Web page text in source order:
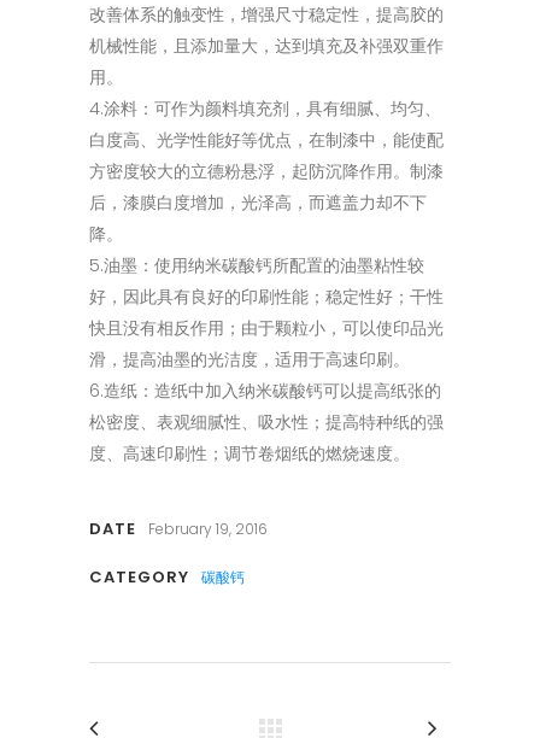
改善体系的触变性，增强尺寸稳定性，提高胶的
机械性能，且添加量大，达到填充及补强双重作
用。
4.涂料：可作为颜料填充剂，具有细腻、均匀、
白度高、光学性能好等优点，在制漆中，能使配
方密度较大的立德粉悬浮，起防沉降作用。制漆
后，漆膜白度增加，光泽高，而遮盖力却不下
降。
5.油墨：使用纳米碳酸钙所配置的油墨粘性较
好，因此具有良好的印刷性能；稳定性好；干性
快且没有相反作用；由于颗粒小，可以使印品光
滑，提高油墨的光洁度，适用于高速印刷。
6.造纸：造纸中加入纳米碳酸钙可以提高纸张的
松密度、表观细腻性、吸水性；提高特种纸的强
度、高速印刷性；调节卷烟纸的燃烧速度。
DATE February 19, 2016
CATEGORY 碳酸钙